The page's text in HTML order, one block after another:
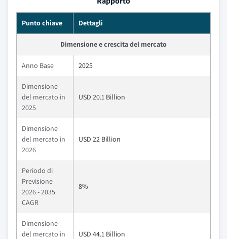
Punto chiave Dettagli
Dimensione e crescita del mercato
Anno Base 2025
Dimensione
del mercato in
2025
USD 20.1 Billion
Dimensione
del mercato in
2026
USD 22 Billion
Periodo di
Previsione
2026 - 2035
CAGR
8%
Dimensione
del mercato in
USD 44.1 Billion